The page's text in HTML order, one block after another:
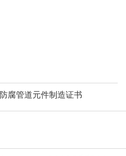
防腐管道元件制造证书